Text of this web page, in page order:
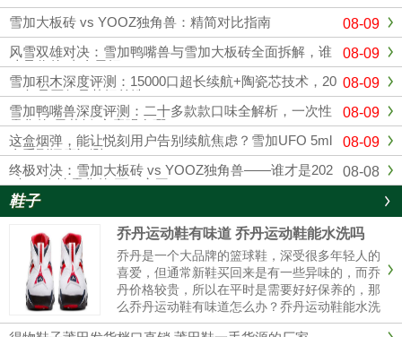
一代，其独特的设计和多样的口味使其成为许多
烟民的首选。随着市场竞争的加剧，寻找可靠的
悦刻一手货源变得越来......
08-09
雪加大板砖 vs YOOZ独角兽：精简对比指南
08-09
风雪双雄对决：雪加鸭嘴兽与雪加大板砖全面拆解，谁
才是你的“真命天烟”？
08-09
雪加积木深度评测：15000口超长续航+陶瓷芯技术，20
26年是否仍是替烟首选？
08-09
雪加鸭嘴兽深度评测：二十多款款口味全解析，一次性
雾化的“天花板”究竟强在哪？
08-09
这盒烟弹，能让悦刻用户告别续航焦虑？雪加UFO 5ml
全系列深度评测
08-08
终极对决：雪加大板砖 vs YOOZ独角兽——谁才是202
6年一次性雾化的“万口之王”？
鞋子
乔丹运动鞋有味道 乔丹运动鞋能水洗吗
乔丹是一个大品牌的篮球鞋，深受很多年轻人的
喜爱，但通常新鞋买回来是有一些异味的，而乔
丹价格较贵，所以在平时是需要好好保养的，那
么乔丹运动鞋有味道怎么办？乔丹运动鞋能水洗
吗？乔丹运动鞋有味道1、最简单的办法在鞋里